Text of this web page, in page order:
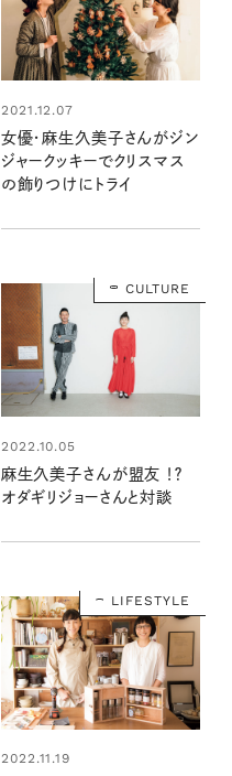
2021.12.07
女優・麻生久美子さんがジン
ジャークッキーでクリスマス
の飾りつけにトライ
CULTURE
2022.10.05
麻生久美子さんが盟友 ！？
オダギリジョーさんと対談
LIFESTYLE
2022.11.19